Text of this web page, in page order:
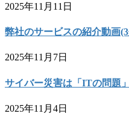
2025年11月11日
弊社のサービスの紹介動画
2025年11月7日
サイバー災害は「ITの問題
2025年11月4日